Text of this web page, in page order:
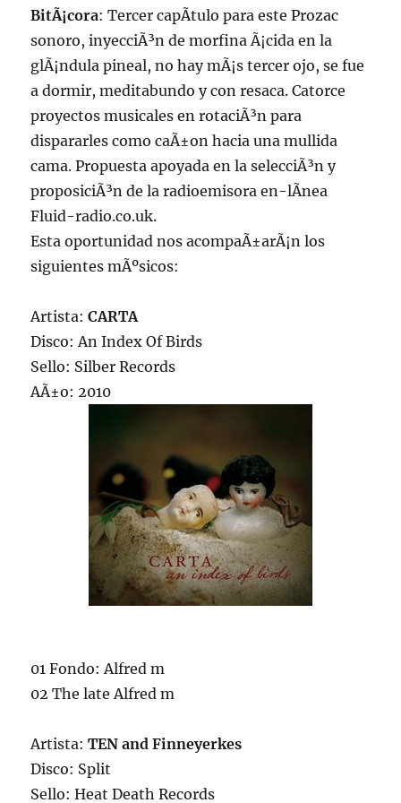
BitÃ¡cora: Tercer capÃ­tulo para este Prozac
sonoro, inyecciÃ³n de morfina Ã¡cida en la
glÃ¡ndula pineal, no hay mÃ¡s tercer ojo, se fue
a dormir, meditabundo y con resaca. Catorce
proyectos musicales en rotaciÃ³n para
dispararles como caÃ±on hacia una mullida
cama. Propuesta apoyada en la selecciÃ³n y
proposiciÃ³n de la radioemisora en-lÃ­nea
Fluid-radio.co.uk.
Esta oportunidad nos acompaÃ±arÃ¡n los
siguientes mÃºsicos:
Artista:CARTA
Disco: An Index Of Birds
Sello: Silber Records
AÃ±o: 2010
01 Fondo: Alfred m
02 The late Alfred m
Artista:TEN and Finneyerkes
Disco: Split
Sello: Heat Death Records